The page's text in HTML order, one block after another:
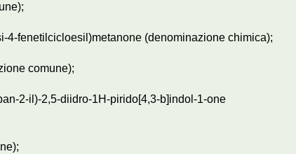
4-fenetilcicloesil)metanone (denominazione chimica);
comune);
2-il)-2,5-diidro-1H-pirido[4,3-b]indol-1-one